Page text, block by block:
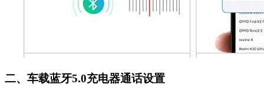
二、车载蓝牙5.0充电器通话设置